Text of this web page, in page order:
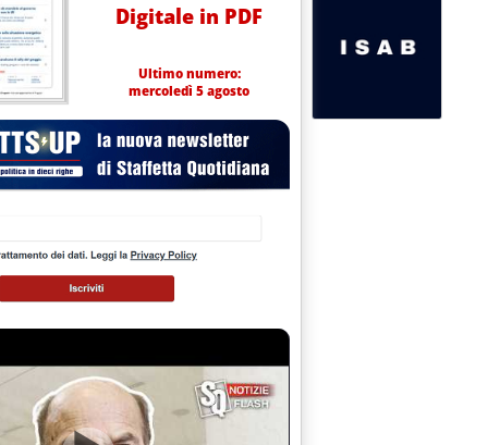
Digitale in PDF
Ultimo numero:
mercoledì 5 agosto